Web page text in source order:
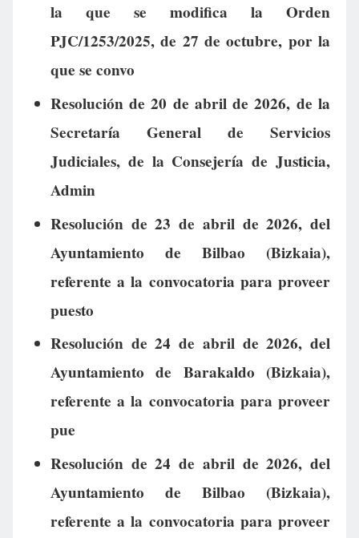
la que se modifica la Orden
PJC/1253/2025, de 27 de octubre, por la
que se convo
Resolución de 20 de abril de 2026, de la
Secretaría General de Servicios
Judiciales, de la Consejería de Justicia,
Admin
Resolución de 23 de abril de 2026, del
Ayuntamiento de Bilbao (Bizkaia),
referente a la convocatoria para proveer
puesto
Resolución de 24 de abril de 2026, del
Ayuntamiento de Barakaldo (Bizkaia),
referente a la convocatoria para proveer
pue
Resolución de 24 de abril de 2026, del
Ayuntamiento de Bilbao (Bizkaia),
referente a la convocatoria para proveer